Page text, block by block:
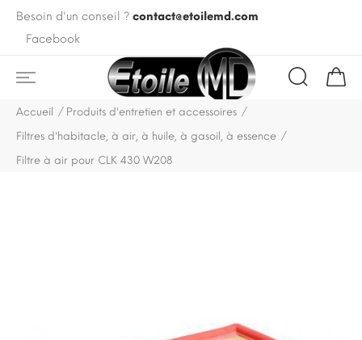
Besoin d'un conseil ? contact@etoilemd.com
Facebook
Accueil
Produits d'entretien et accessoires
Filtres d'habitacle, à air, à huile, à gasoil, à essence
Filtre à air pour CLK 430 W208